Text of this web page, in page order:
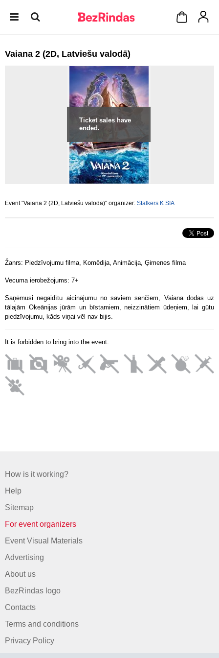
Vaiana 2 (2D, Latviešu valodā)
Ticket sales have
ended.
Event "Vaiana 2 (2D, Latviešu valodā)" organizer: Stalkers K SIA
Žanrs: Piedzīvojumu filma, Komēdija, Animācija, Ģimenes filma
Vecuma ierobežojums: 7+
Saņēmusi negaidītu aicinājumu no saviem senčiem, Vaiana dodas uz
tālajām Okeānijas jūrām un bīstamiem, neizzinātiem ūdeņiem, lai gūtu
piedzīvojumu, kāds viņai vēl nav bijis.
It is forbidden to bring into the event:
How is it working?
Help
Sitemap
For event organizers
Event Visual Materials
Advertising
About us
BezRindas logo
Contacts
Terms and conditions
Privacy Policy